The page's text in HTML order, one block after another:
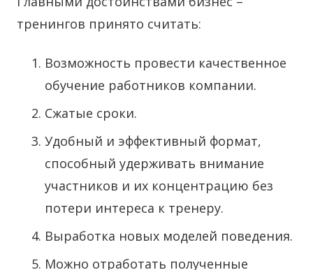
тренингов принято считать:
Возможность провести качественное
обучение работников компании.
Сжатые сроки.
Удобный и эффективный формат,
способный удерживать внимание
участников и их концентрацию без
потери интереса к тренеру.
Выработка новых моделей поведения.
Можно отработать полученные